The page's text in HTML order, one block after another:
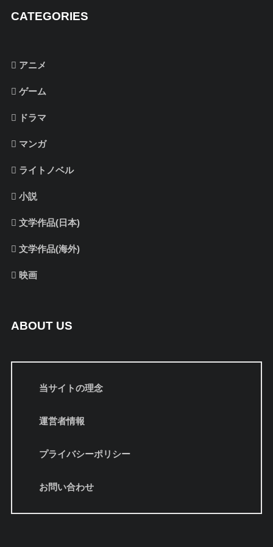
CATEGORIES
アニメ
ゲーム
ドラマ
マンガ
ライトノベル
小説
文学作品(日本)
文学作品(海外)
映画
ABOUT US
当サイトの理念
運営者情報
プライバシーポリシー
お問い合わせ